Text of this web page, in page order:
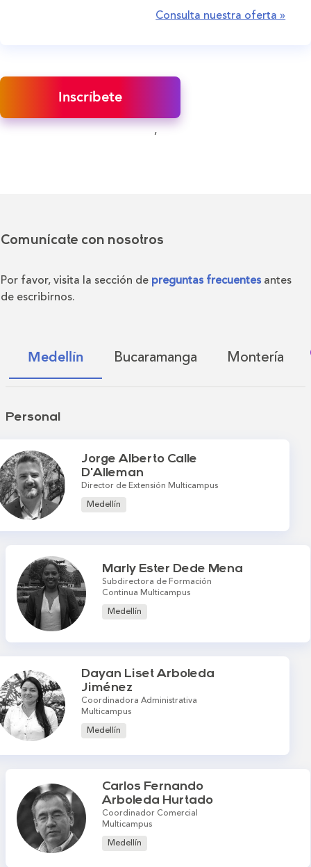
Consulta nuestra oferta »
Inscríbete
,
Comunícate con nosotros
Por favor, visita la sección de preguntas frecuentes antes
de escribirnos.
Medellín Bucaramanga Montería
Personal
Jorge Alberto Calle
D'Alleman
Director de Extensión Multicampus
Medellín
Marly Ester Dede Mena
Subdirectora de Formación
Continua Multicampus
Medellín
Dayan Liset Arboleda
Jiménez
Coordinadora Administrativa
Multicampus
Medellín
Carlos Fernando
Arboleda Hurtado
Coordinador Comercial
Multicampus
Medellín